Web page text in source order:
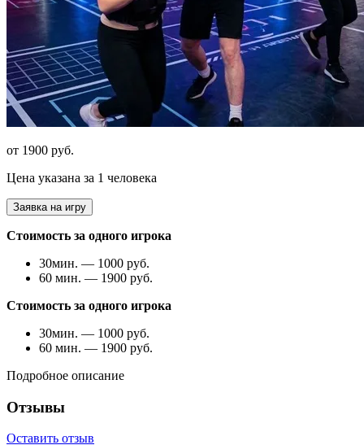
от 1900 руб.
Цена указана за 1 человека
Заявка на игру
Стоимость за одного игрока
30мин. — 1000 руб.
60 мин. — 1900 руб.
Стоимость за одного игрока
30мин. — 1000 руб.
60 мин. — 1900 руб.
Подробное описание
Отзывы
Оставить отзыв